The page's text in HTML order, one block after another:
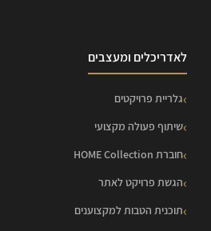
לאדריכלים ומעצבים
גלריית פרויקטים
שיתוף פעולה מקצועי
חוברת HOME Collection
הגשת פרויקט לאתר
תוכנית הטבות למקצוענים